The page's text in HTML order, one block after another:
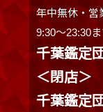
年中無休・営
9:30〜23:30
千葉鑑定
＜閉店＞
千葉鑑定